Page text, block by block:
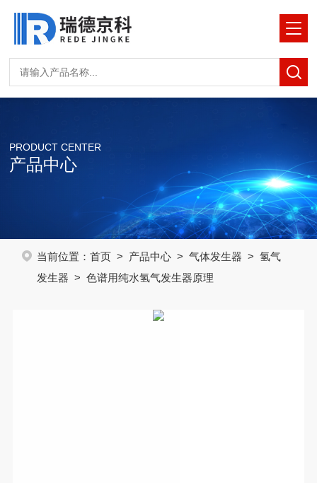
PRODUCT CENTER
产品中心
当前位置： 首页> 产品中心> 气体发生器 > 氢气
发生器 > 色谱用纯水氢气发生器原理